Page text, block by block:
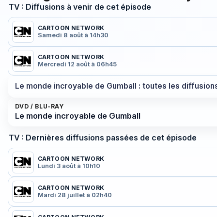
TV : Diffusions à venir de cet épisode
CARTOON NETWORK
Samedi 8 août à 14h30
CARTOON NETWORK
Mercredi 12 août à 06h45
Le monde incroyable de Gumball : toutes les
DVD / BLU-RAY
Le monde incroyable de Gumball
TV : Dernières diffusions passées de cet épisode
CARTOON NETWORK
Lundi 3 août à 10h10
CARTOON NETWORK
Mardi 28 juillet à 02h40